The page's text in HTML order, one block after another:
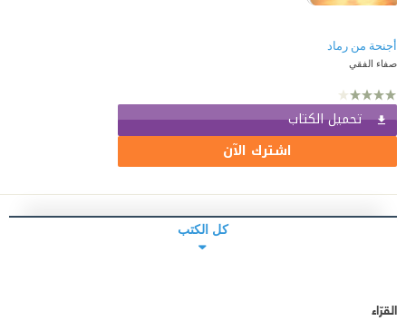
أجنحة من رماد
صفاء الفقي
تحميل الكتاب
اشترك الآن
كل الكتب
القرّاء